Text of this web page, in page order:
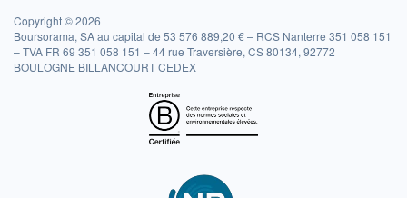
Copyright © 2026
Boursorama, SA au capital de 53 576 889,20 € – RCS Nanterre 351 058 151
– TVA FR 69 351 058 151 – 44 rue Traversière, CS 80134, 92772
BOULOGNE BILLANCOURT CEDEX